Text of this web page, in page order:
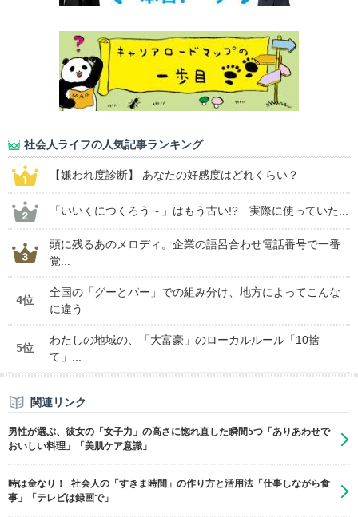
社会人ライフの人気記事ランキング
【嫌われ度診断】 あなたの好感度はどれくらい？
「いいくにつくろう～」はもう古い!? 実際に使っていた...
頭に残るあのメロディ。企業の語呂合わせ電話番号で一番
覚...
4位
全国の「グーとパー」での組み分け、地方によってこんな
に違う
5位
わたしの地域の、「大富豪」のローカルルール「10捨
て」...
関連リンク
男性が選ぶ、彼女の「女子力」の高さに惚れ直した瞬間5つ「ありあわせで
おいしい料理」「美肌ケア意識」
時は金なり！ 社会人の「すきま時間」の作り方と活用法「仕事しながら食
事」「テレビは録画で」